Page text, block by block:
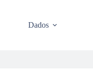
Dados